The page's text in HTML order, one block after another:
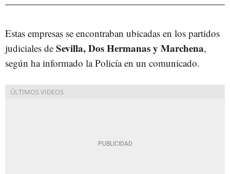
Estas empresas se encontraban ubicadas en los partidos
judiciales de Sevilla, Dos Hermanas y Marchena,
según ha informado la Policía en un comunicado.